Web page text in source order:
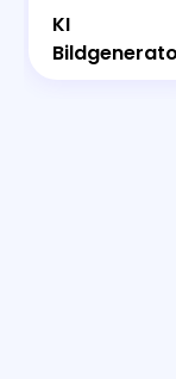
KI
KI